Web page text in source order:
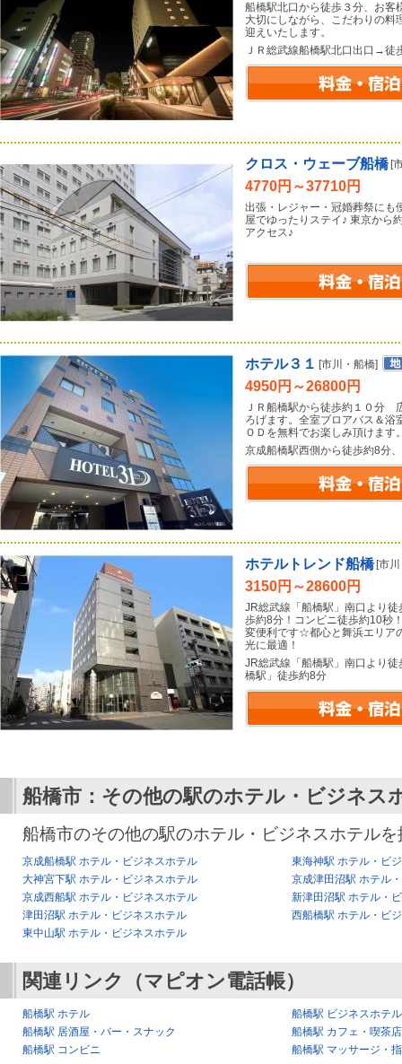
船橋駅北口から徒歩３分、お客
大切にしながら、こだわりの料
迎えいたします。
ＪＲ総武線船橋駅北口出口→徒
クロス・ウェーブ船橋 [
4770円～37710円
出張・レジャー・冠婚葬祭にも
屋でゆったりステイ♪ 東京から
アクセス♪
ホテル３１ [市川・船橋]
4950円～26800円
ＪＲ船橋駅から徒歩約１０分
ろげます。全室ブロアバス＆浴
ＯＤを無料でお楽しみ頂けます
京成船橋駅西側から徒歩約8分
ホテルトレンド船橋 [市
3150円～28600円
JR総武線「船橋駅」南口より
歩約8分！コンビニ徒歩約10秒
変便利です☆都心と舞浜エリア
光に最適！
JR総武線「船橋駅」南口より
橋駅」徒歩約8分
船橋市：その他の駅のホテル・ビジネス
船橋市のその他の駅のホテル・ビジネスホテル
京成船橋駅 ホテル・ビジネスホテル
東海神駅 ホテル・ビ
大神宮下駅 ホテル・ビジネスホテル
京成津田沼駅 ホテル
京成西船駅 ホテル・ビジネスホテル
新津田沼駅 ホテル・
津田沼駅 ホテル・ビジネスホテル
西船橋駅 ホテル・ビ
東中山駅 ホテル・ビジネスホテル
関連リンク（マピオン電話帳）
船橋駅 ホテル
船橋駅 ビジネスホテル
船橋駅 居酒屋・バー・スナック
船橋駅 カフェ・喫茶店
船橋駅 コンビニ
船橋駅 マッサージ・